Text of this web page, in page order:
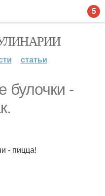
статьи
булочки -
- пицца!
5